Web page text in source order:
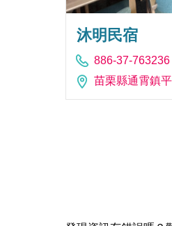
沐明民宿
886-37-763236
苗栗縣通霄鎮